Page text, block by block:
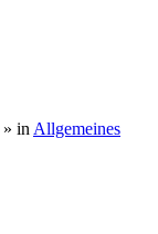
» in Allgemeines